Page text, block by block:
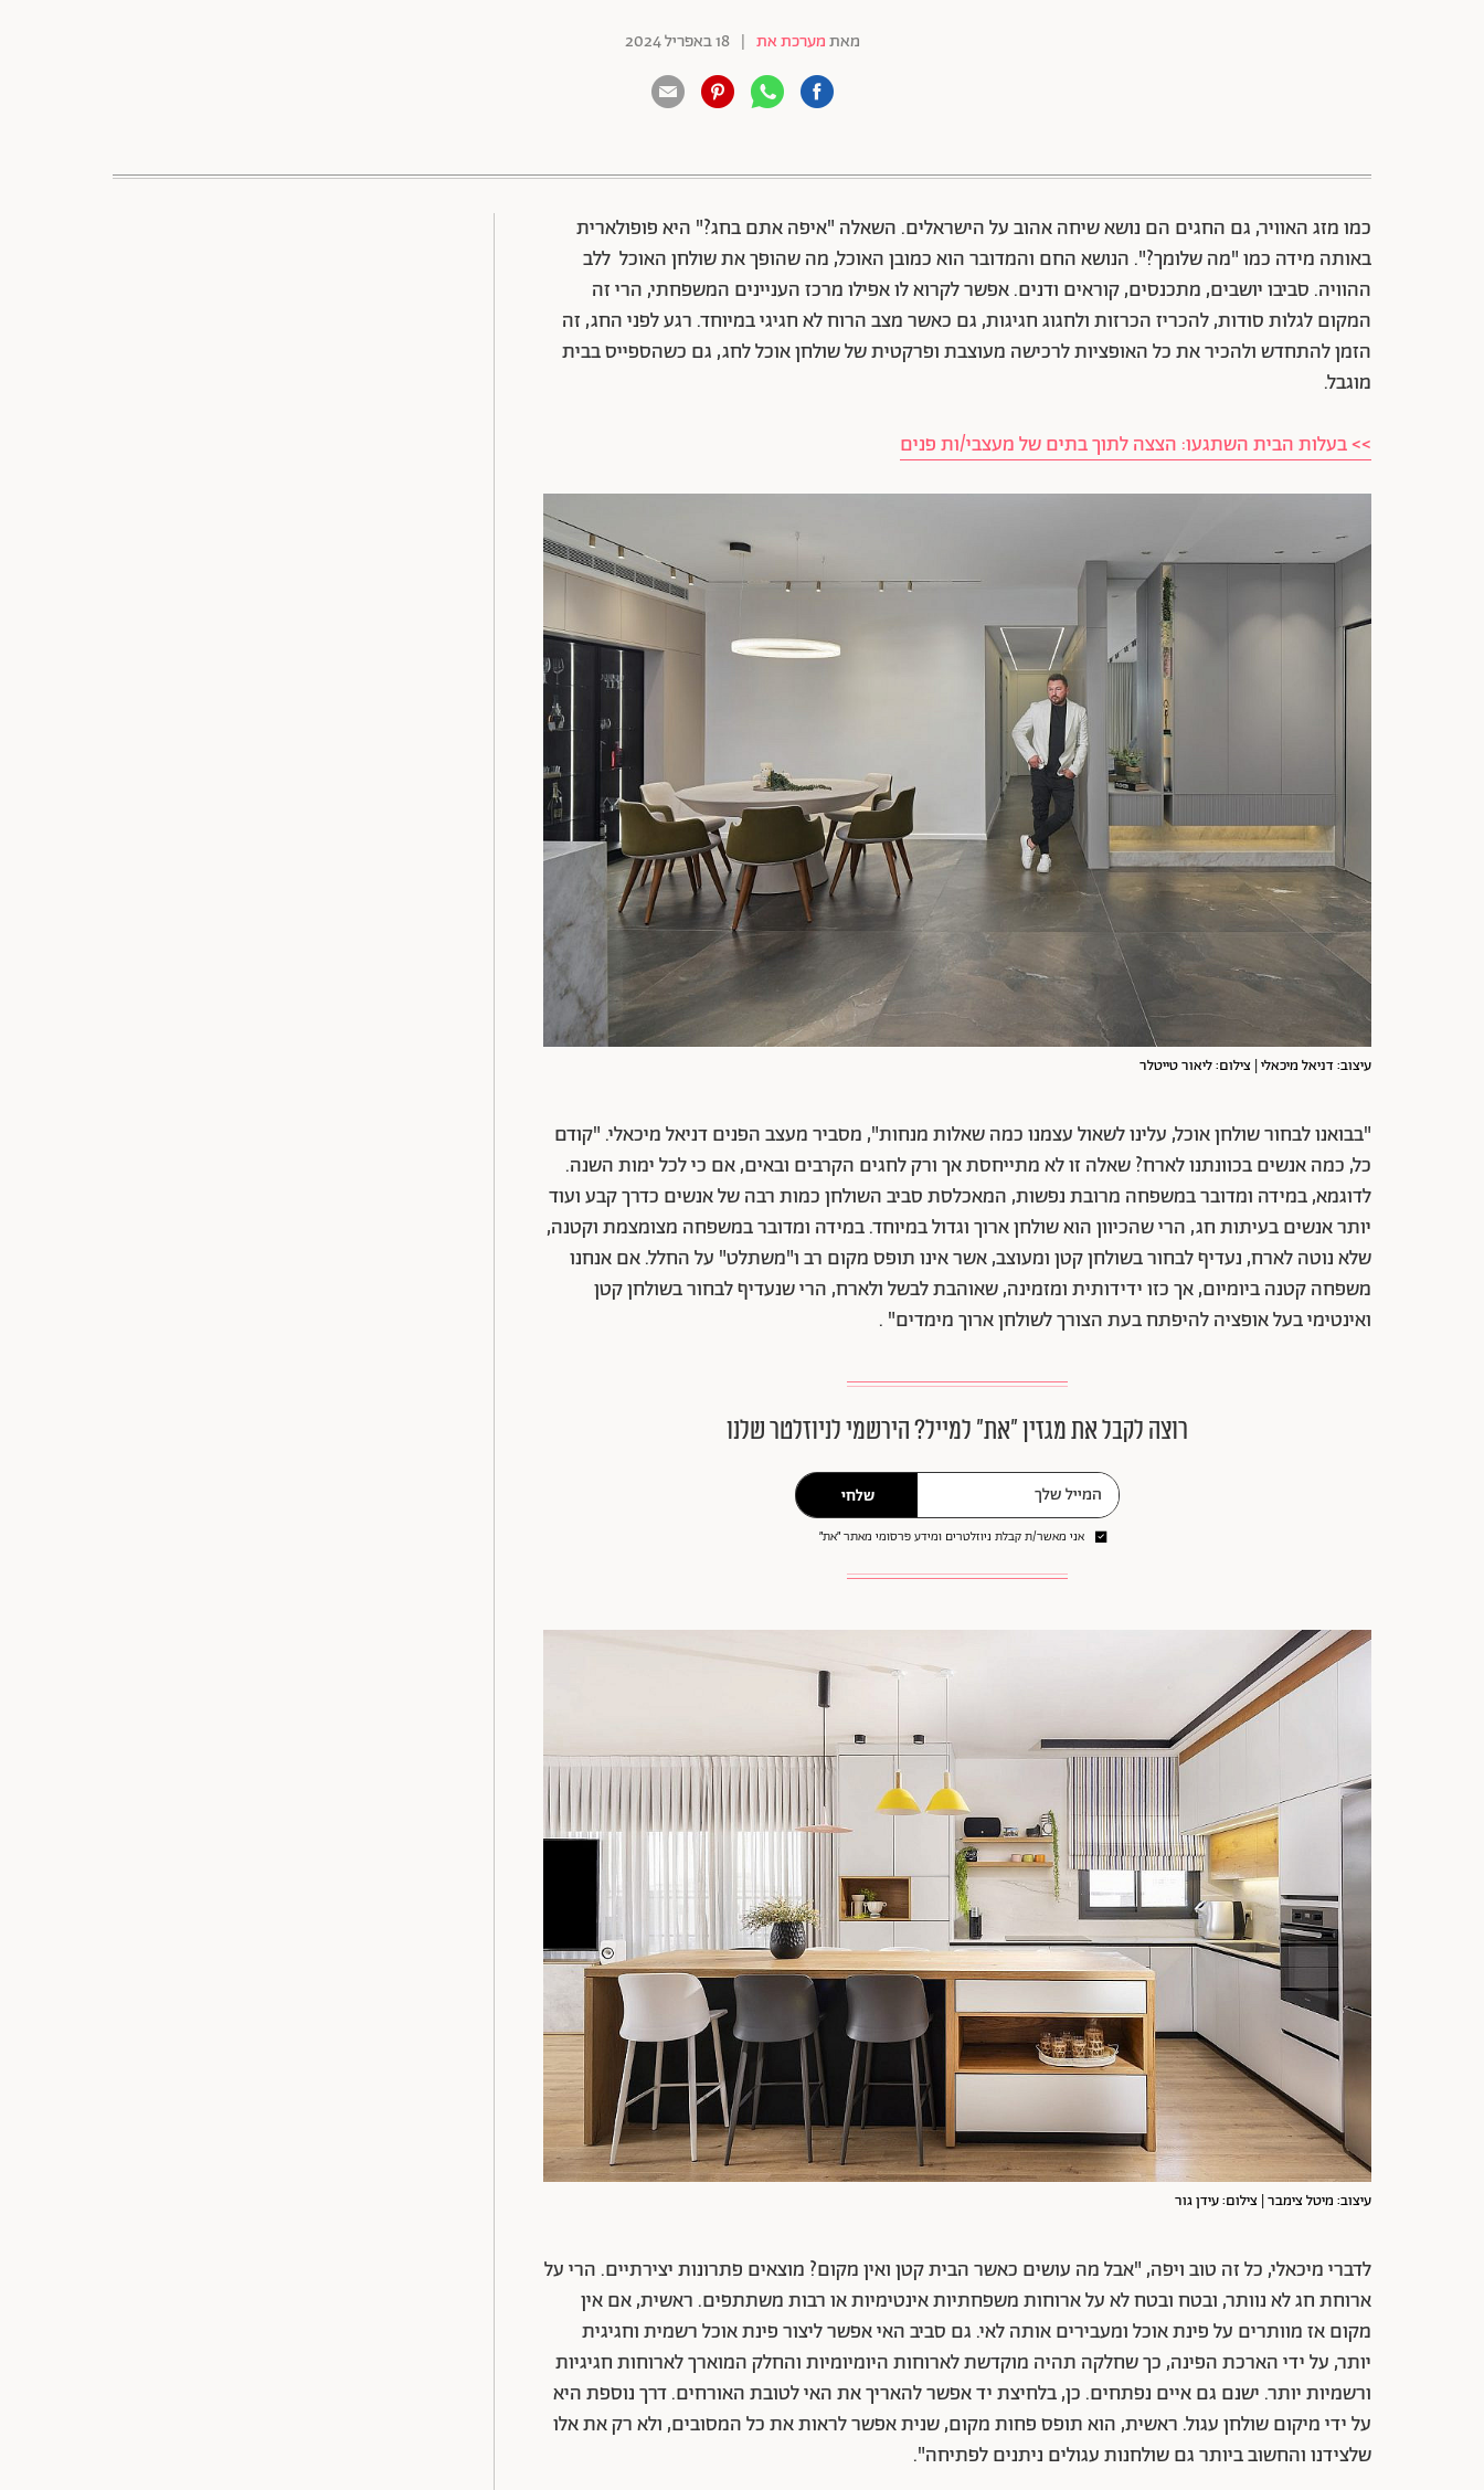
מאתמערכת את | 18 באפריל 2024
כמו מזג האוויר, גם החגים הם נושא שיחה אהוב על הישראלים. השאלה "איפה אתם בחג?" היא פופולארית
באותה מידה כמו "מה שלומך?". הנושא החם והמדובר הוא כמובן האוכל, מה שהופך את שולחן האוכל ללב
ההוויה. סביבו יושבים, מתכנסים, קוראים ודנים. אפשר לקרוא לו אפילו מרכז העניינים המשפחתי, הרי זה
המקום לגלות סודות, להכריז הכרזות ולחגוג חגיגות, גם כאשר מצב הרוח לא חגיגי במיוחד. רגע לפני החג, זה
הזמן להתחדש ולהכיר את כל האופציות לרכישה מעוצבת ופרקטית של שולחן אוכל לחג, גם כשהספייס בבית
מוגבל.
>> בעלות הבית השתגעו: הצצה לתוך בתים של מעצבי/ות פנים
עיצוב: דניאל מיכאלי | צילום: ליאור טייטלר
"בבואנו לבחור שולחן אוכל, עלינו לשאול עצמנו כמה שאלות מנחות", מסביר מעצב הפנים דניאל מיכאלי. "קודם
כל, כמה אנשים בכוונתנו לארח? שאלה זו לא מתייחסת אך ורק לחגים הקרבים ובאים, אם כי לכל ימות השנה.
לדוגמא, במידה ומדובר במשפחה מרובת נפשות, המאכלסת סביב השולחן כמות רבה של אנשים כדרך קבע ועוד
יותר אנשים בעיתות חג, הרי שהכיוון הוא שולחן ארוך וגדול במיוחד. במידה ומדובר במשפחה מצומצמת וקטנה,
שלא נוטה לארח, נעדיף לבחור בשולחן קטן ומעוצב, אשר אינו תופס מקום רב ו"משתלט" על החלל. אם אנחנו
משפחה קטנה ביומיום, אך כזו ידידותית ומזמינה, שאוהבת לבשל ולארח, הרי שנעדיף לבחור בשולחן קטן
ואינטימי בעל אופציה להיפתח בעת הצורך לשולחן ארוך מימדים" .
רוצה לקבל את מגזין ״את״ למייל? הירשמי לניוזלטר שלנו
שלחי
אני מאשר/ת קבלת ניוזלטרים ומידע פרסומי מאתר ״את״
עיצוב: מיטל צימבר | צילום: עידן גור
לדברי מיכאלי, כל זה טוב ויפה, "אבל מה עושים כאשר הבית קטן ואין מקום? מוצאים פתרונות יצירתיים. הרי על
ארוחת חג לא נוותר, ובטח ובטח לא על ארוחות משפחתיות אינטימיות או רבות משתתפים. ראשית, אם אין
מקום אז מוותרים על פינת אוכל ומעבירים אותה לאי. גם סביב האי אפשר ליצור פינת אוכל רשמית וחגיגית
יותר, על ידי הארכת הפינה, כך שחלקה תהיה מוקדשת לארוחות היומיומיות והחלק המוארך לארוחות חגיגיות
ורשמיות יותר. ישנם גם איים נפתחים. כן, בלחיצת יד אפשר להאריך את האי לטובת האורחים. דרך נוספת היא
על ידי מיקום שולחן עגול. ראשית, הוא תופס פחות מקום, שנית אפשר לראות את כל המסובים, ולא רק את אלו
שלצידנו והחשוב ביותר גם שולחנות עגולים ניתנים לפתיחה".